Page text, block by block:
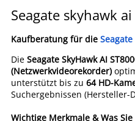
Seagate skyhawk
Kaufberatung für die Seagate
Die Seagate SkyHawk AI
(Netzwerkvideorekorder)
unterstützt bis zu 64 HD-
Suchergebnissen (Hersteller-
Wichtige Merkmale & Was